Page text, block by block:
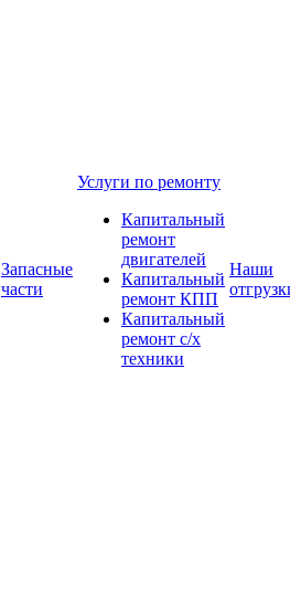
Запасные
части
Услуги по ремонту
Капитальный
ремонт
двигателей
Капитальный
ремонт КПП
Капитальный
ремонт с/х
техники
Наши